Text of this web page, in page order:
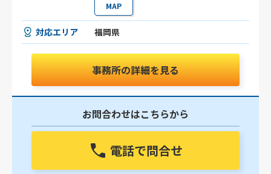
MAP
対応エリア 福岡県
事務所の詳細を見る
お問合わせはこちらから
電話で問合せ